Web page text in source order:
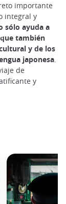
importante
integral y
sólo ayuda a
también
y de los
japonesa.
de
y